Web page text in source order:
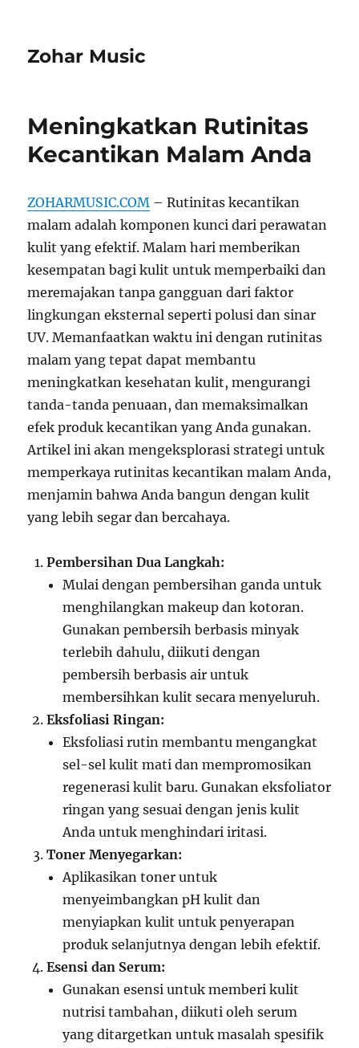
Zohar Music
Meningkatkan Rutinitas
Kecantikan Malam Anda
ZOHARMUSIC.COM – Rutinitas kecantikan
malam adalah komponen kunci dari perawatan
kulit yang efektif. Malam hari memberikan
kesempatan bagi kulit untuk memperbaiki dan
meremajakan tanpa gangguan dari faktor
lingkungan eksternal seperti polusi dan sinar
UV. Memanfaatkan waktu ini dengan rutinitas
malam yang tepat dapat membantu
meningkatkan kesehatan kulit, mengurangi
tanda-tanda penuaan, dan memaksimalkan
efek produk kecantikan yang Anda gunakan.
Artikel ini akan mengeksplorasi strategi untuk
memperkaya rutinitas kecantikan malam Anda,
menjamin bahwa Anda bangun dengan kulit
yang lebih segar dan bercahaya.
Pembersihan Dua Langkah:
Mulai dengan pembersihan ganda untuk
menghilangkan makeup dan kotoran.
Gunakan pembersih berbasis minyak
terlebih dahulu, diikuti dengan
pembersih berbasis air untuk
membersihkan kulit secara menyeluruh.
Eksfoliasi Ringan:
Eksfoliasi rutin membantu mengangkat
sel-sel kulit mati dan mempromosikan
regenerasi kulit baru. Gunakan eksfoliator
ringan yang sesuai dengan jenis kulit
Anda untuk menghindari iritasi.
Toner Menyegarkan:
Aplikasikan toner untuk
menyeimbangkan pH kulit dan
menyiapkan kulit untuk penyerapan
produk selanjutnya dengan lebih efektif.
Esensi dan Serum:
Gunakan esensi untuk memberi kulit
nutrisi tambahan, diikuti oleh serum
yang ditargetkan untuk masalah spesifik